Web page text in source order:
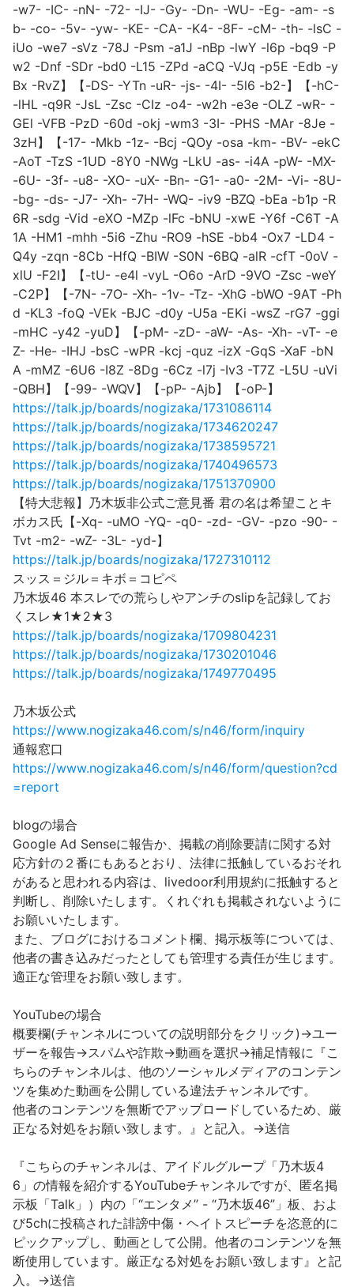
-w7- -IC- -nN- -72- -IJ- -Gy- -Dn- -WU- -Eg- -am- -s
b- -co- -5v- -yw- -KE- -CA- -K4- -8F- -cM- -th- -lsC -
iUo -we7 -sVz -78J -Psm -a1J -nBp -lwY -l6p -bq9 -P
w2 -Dnf -SDr -bd0 -L15 -ZPd -aCQ -VJq -p5E -Edb -y
Bx -RvZ】【-DS- -YTn -uR- -js- -4I- -5l6 -b2-】【-hC-
-lHL -q9R -JsL -Zsc -CIz -o4- -w2h -e3e -OLZ -wR- -
GEl -VFB -PzD -60d -okj -wm3 -3I- -PHS -MAr -8Je -
3zH】【-17- -Mkb -1z- -Bcj -QOy -osa -km- -BV- -ekC
-AoT -TzS -1UD -8Y0 -NWg -LkU -as- -i4A -pW- -MX-
-6U- -3f- -u8- -XO- -uX- -Bn- -G1- -a0- -2M- -Vi- -8U-
-bg- -ds- -J7- -Xh- -7H- -WQ- -iv9 -BZQ -bEa -b1p -R
6R -sdg -Vid -eXO -MZp -lFc -bNU -xwE -Y6f -C6T -A
1A -HM1 -mhh -5i6 -Zhu -RO9 -hSE -bb4 -Ox7 -LD4 -
Q4y -zqn -8Cb -HfQ -BIW -S0N -6BQ -alR -cfT -0oV -
xlU -F2I】【-tU- -e4l -vyL -O6o -ArD -9VO -Zsc -weY
-C2P】【-7N- -7O- -Xh- -1v- -Tz- -XhG -bWO -9AT -Ph
d -KL3 -foQ -VEk -BJC -d0y -U5a -EKi -wsZ -rG7 -ggi
-mHC -y42 -yuD】【-pM- -zD- -aW- -As- -Xh- -vT- -e
Z- -He- -IHJ -bsC -wPR -kcj -quz -izX -GqS -XaF -bN
A -mMZ -6U6 -I8Z -8Dg -6Cz -l7j -Iv3 -T7Z -L5U -uVi
-QBH】【-99- -WQV】【-pP- -Ajb】【-oP-】
https://talk.jp/boards/nogizaka/1731086114
https://talk.jp/boards/nogizaka/1734620247
https://talk.jp/boards/nogizaka/1738595721
https://talk.jp/boards/nogizaka/1740496573
https://talk.jp/boards/nogizaka/1751370900
【特大悲報】乃木坂非公式ご意見番 君の名は希望ことキ
ボカス氏【-Xq- -uMO -YQ- -q0- -zd- -GV- -pzo -90- -
Tvt -m2- -wZ- -3L- -yd-】
https://talk.jp/boards/nogizaka/1727310112
スッス＝ジル＝キボ＝コピペ
乃木坂46 本スレでの荒らしやアンチのslipを記録してお
くスレ★1★2★3
https://talk.jp/boards/nogizaka/1709804231
https://talk.jp/boards/nogizaka/1730201046
https://talk.jp/boards/nogizaka/1749770495
乃木坂公式
https://www.nogizaka46.com/s/n46/form/inquiry
通報窓口
https://www.nogizaka46.com/s/n46/form/question?cd
=report
blogの場合
Google Ad Senseに報告か、掲載の削除要請に関する対
応方針の２番にもあるとおり、法律に抵触しているおそれ
があると思われる内容は、livedoor利用規約に抵触すると
判断し、削除いたします。くれぐれも掲載されないように
お願いいたします。
また、ブログにおけるコメント欄、掲示板等については、
他者の書き込みだったとしても管理する責任が生じます。
適正な管理をお願い致します。
YouTubeの場合
概要欄(チャンネルについての説明部分をクリック)→ユー
ザーを報告→スパムや詐欺→動画を選択→補足情報に『こ
ちらのチャンネルは、他のソーシャルメディアのコンテン
ツを集めた動画を公開している違法チャンネルです。
他者のコンテンツを無断でアップロードしているため、厳
正なる対処をお願い致します。』と記入。→送信
『こちらのチャンネルは、アイドルグループ「乃木坂4
6」の情報を紹介するYouTubeチャンネルですが、匿名掲
示板「Talk」）内の「“エンタメ” - “乃木坂46”」板、およ
び5chに投稿された誹謗中傷・ヘイトスピーチを恣意的に
ピックアップし、動画として公開。他者のコンテンツを無
断使用しています。厳正なる対処をお願い致します』と記
入。→送信